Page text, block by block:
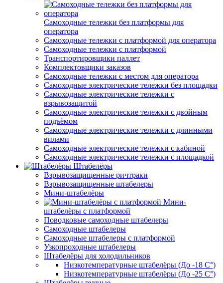
Самоходные тележки без платформы для
оператора
Самоходные тележки с платформой для оператора
Самоходные тележки с платформой
Транспортировщики паллет
Комплектовщики заказов
Самоходные тележки с местом для оператора
Самоходные электрические тележки без площадки
Самоходные электрические тележки с
взрывозащитой
Самоходные электрические тележки с двойным
подъёмом
Самоходные электрические тележки с длинными
вилами
Самоходные электрические тележки с кабиной
Самоходные электрические тележки с площадкой
Штабелёры
Взрывозащищенные ричтраки
Взрывозащищенные штабелеры
Мини-штабелёры
Мини-
штабелёры с платформой
Поводковые самоходные штабелеры
Самоходные штабелеры
Самоходные штабелеры с платформой
Узкопроходные штабелеры
Штабелёры для холодильников
Низкотемпературные штабелёры (До -18 C°)
Низкотемпературные штабелёры (До -25 C°)